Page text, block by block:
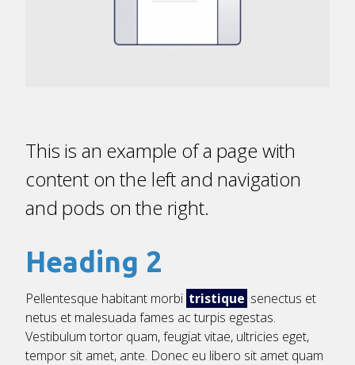
This is an example of a page with
content on the left and navigation
and pods on the right.
Heading 2
Pellentesque habitant morbi tristique senectus et
netus et malesuada fames ac turpis egestas.
Vestibulum tortor quam, feugiat vitae, ultricies eget,
tempor sit amet, ante. Donec eu libero sit amet quam